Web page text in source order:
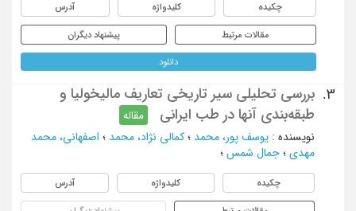
چکیده کلیدواژه آدرس
مقالات مرتبط پیشنهاد دیگران
دانلود
3.
بررسی تحلیلی سیر تاریخی تعاریف مالیخولیا و
طبقه‌بندی آنها در طب ایرانی
مقاله
نویسنده : یوسف پور، محمد ؛ کمالی نژاد، محمد ؛ اصفهانی، محمد
مهدی ؛ جمال شمس ؛
چکیده کلیدواژه آدرس